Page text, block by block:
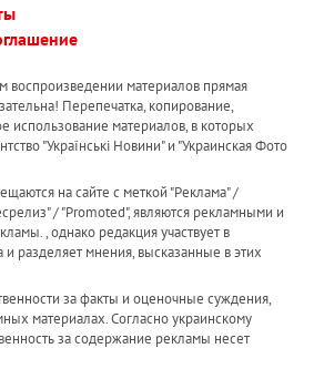
воспроизведении материалов прямая
Перепечатка, копирование,
использование материалов, в которых
"Українськi Новини" и "Украинская Фото
на сайте с меткой "Реклама" /
/ "Promoted", являются рекламными и
, однако редакция участвует в
и разделяет мнения, высказанные в этих
за факты и оценочные суждения,
материалах. Согласно украинскому
за содержание рекламы несет